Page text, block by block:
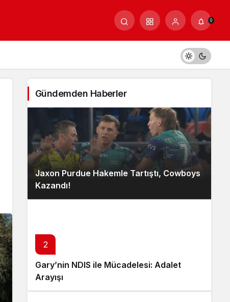
0
Gündemden Haberler
Jaxon Purdue Hakemle Tartıştı, Cowboys
Kazandı!
2
Gary’nin NDIS ile Mücadelesi: Adalet
Arayışı